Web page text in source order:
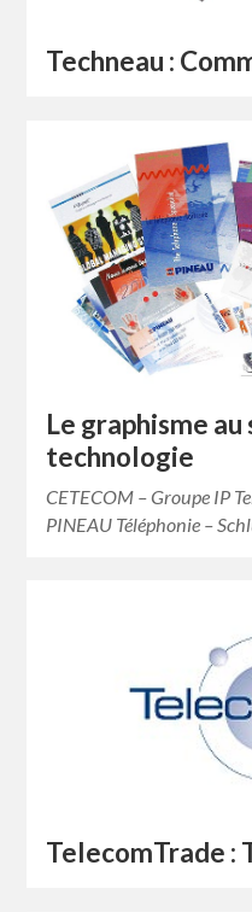
Techneau :
Le graphisme
technologie
CETECOM – Groupe IP
PINEAU Téléphonie –
TelecomTrade :